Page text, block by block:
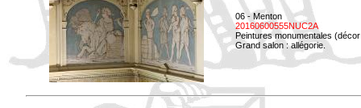
06 - Menton
20160600555NUC2A
Peintures monumentales
Grand salon : allégorie.